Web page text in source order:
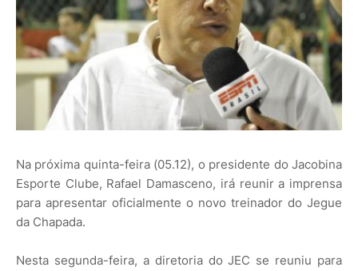
Na próxima quinta-feira (05.12), o presidente do Jacobina
Esporte Clube, Rafael Damasceno, irá reunir a imprensa
para apresentar oficialmente o novo treinador do Jegue
da Chapada.
Nesta segunda-feira, a diretoria do JEC se reuniu para